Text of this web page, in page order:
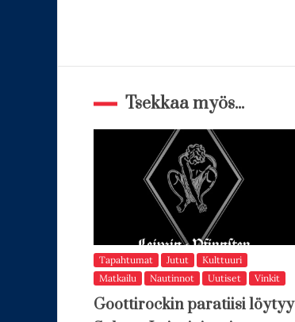
Tsekkaa myös...
Tapahtumat Jutut
Kulttuuri
Matkailu
Nautinnot Uutiset Vinkit
Goottirockin paratiisi löytyy